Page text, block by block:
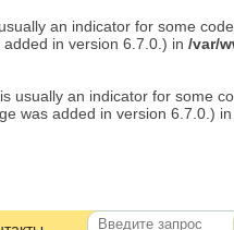
an indicator for some
in version 6.7.0.) in /var/
usually an indicator for some
was added in version 6.7.0.) in